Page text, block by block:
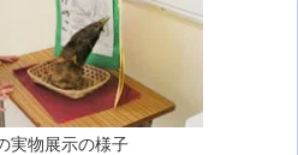
実物展示の様子